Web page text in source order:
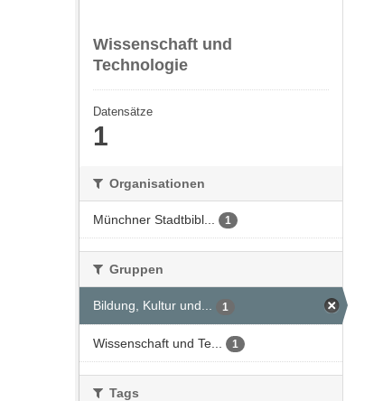
Wissenschaft und
Technologie
Datensätze
1
Organisationen
Münchner Stadtbibl... 1
Gruppen
Bildung, Kultur und... 1
Wissenschaft und Te... 1
Tags